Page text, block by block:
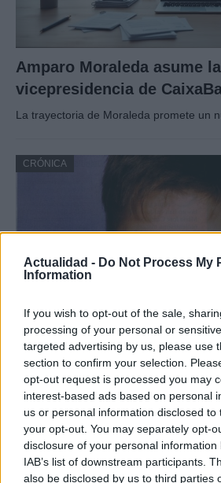
Actualidad - Do Not Process My
Information
If you wish to opt-out of the sale,
processing of your personal or
targeted advertising by us, please use
section to confirm your selection.
opt-out request is processed you may
interest-based ads based on personal
us or personal information disclosed
your opt-out. You may separately opt-
disclosure of your personal
IAB’s list of downstream participants.
also be disclosed by us to third parties
Amparo Moraleda asume la
vicepresidencia de
La trayectoria de Moraleda promete un
CRÓNICA
Nuevo giro en el caso
desvelan el informe
El ‘caso Yéremi Vargas’, el niño
CRÓNICA